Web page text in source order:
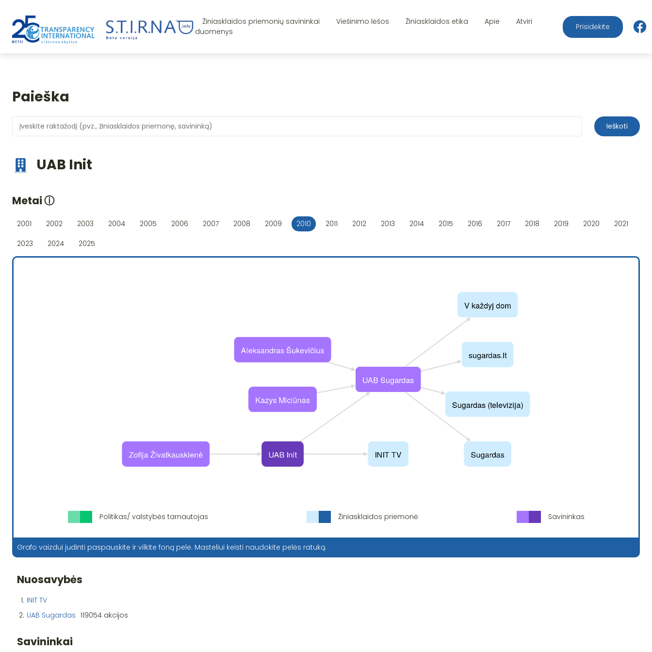
Žiniasklaidos priemonių savininkai Viešinimo lėšos Žiniasklaidos etika Apie
Atviri
duomenys
Prisidėkite
Paieška
Ieškoti
UAB Init
Metaiⓘ
2001 2002 2003 2004 2005 2006 2007 2008 2009 2010 2011 2012 2013 2014 2015 2016 2017 2018 2019 2020 2021
2023 2024 2025
Politikas/ valstybės tarnautojas Žiniasklaidos priemonė Savininkas
Grafo vaizdui judinti paspauskite ir vilkite foną pele. Masteliui keisti naudokite pelės ratuką.
Nuosavybės
1. INIT TV
2. UAB Sugardas 119054 akcijos
Savininkai